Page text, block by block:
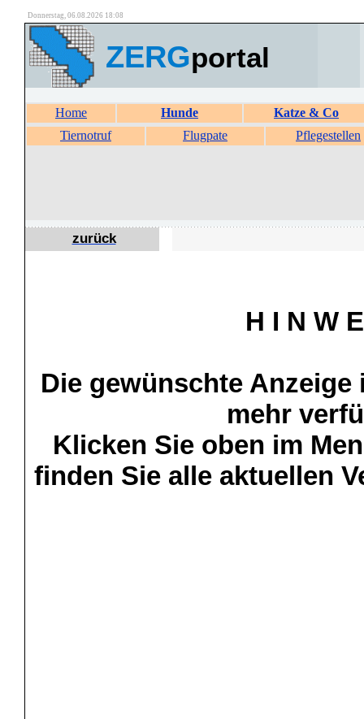
Donnerstag, 06.08.2026 18:08
ZERGportal
Home Hunde
Katze & Co
Tiernotruf
Flugpate Pflegestellen
zurück
H I N W
Die gewünschte
mehr
Klicken Sie oben im
finden Sie alle aktuellen